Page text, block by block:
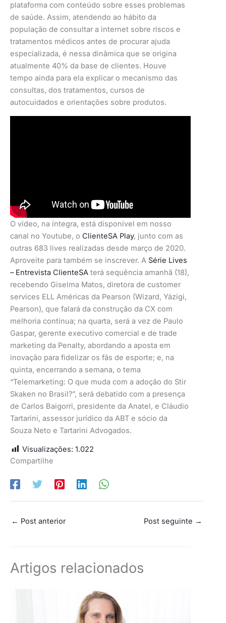
plataforma com conteúdo sobre esses problemas
de saúde. Assim, atendendo ao hábito da
população de consultar a internet sobre riscos e
tratamentos médicos antes de procurar ajuda
especializada, é nessa dinâmica que se origina
atualmente 40% da base de clientes. Houve
tempo ainda para ela explicar o mecanismo das
consultas, dos tratamentos, cursos de
autocuidados e orientações sobre produtos.
O vídeo, na íntegra, está disponível em nosso
canal no Youtube, o ClienteSA Play, junto com as
outras 683 lives realizadas desde março de 2020.
Aproveite para também se inscrever. A Série Lives
– Entrevista ClienteSA terá sequência amanhã (18),
recebendo Giselma Matos, diretora de customer
services ELL Américas da Pearson (Wizard, Yázigi,
Pearson), que falará da construção da CX com
melhoria contínua; na quarta, será a vez de Paulo
Gaspar, gerente executivo comercial e de trade
marketing da Penalty, abordando a aposta em
inovação para fidelizar os fãs de esporte; e, na
quinta, encerrando a semana, o tema
“Telemarketing: O que muda com a adoção do Stir
Skaken no Brasil?”, será debatido com a presença
de Carlos Baigorri, presidente da Anatel, e Cláudio
Tartarini, assessor jurídico da ABT e sócio da
Souza Neto e Tartarini Advogados.
Visualizações: 1.022
Compartilhe
← Post anterior Post seguinte →
Artigos relacionados